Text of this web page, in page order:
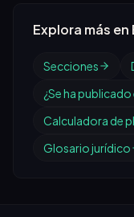
Explora más en
Secciones
¿Se ha publicado
Calculadora de
Glosario jurídico